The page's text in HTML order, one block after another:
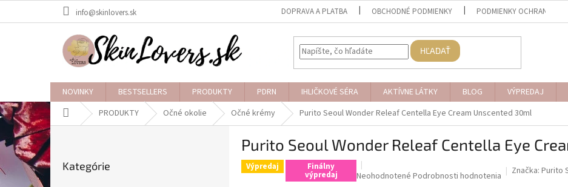
info@skinlovers.sk DOPRAVA A PLATBA OBCHODNÉ PODMIENKY PODMIENKY OCHRANY
HĽADAŤ
NOVINKY BESTSELLERS PRODUKTY PDRN IHLIČKOVÉ SÉRA AKTÍVNE LÁTKY BLOG VÝPREDAJ
DomovPRODUKTY Očné okolie Očné krémy Purito Seoul Wonder Releaf Centella Eye Cream Unscented 30ml
B
o
č
n
kategórie
Kategórie
Purito Seoul Wonder Releaf Centella Eye
Výpredaj Finálny
výpredaj
Priemerné
Neohodnotené Podrobnosti hodnotenia Značka: Purito